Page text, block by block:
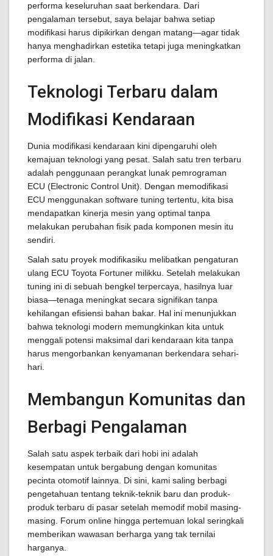
performa keseluruhan saat berkendara. Dari
pengalaman tersebut, saya belajar bahwa setiap
modifikasi harus dipikirkan dengan matang—agar tidak
hanya menghadirkan estetika tetapi juga meningkatkan
performa di jalan.
Teknologi Terbaru dalam
Modifikasi Kendaraan
Dunia modifikasi kendaraan kini dipengaruhi oleh
kemajuan teknologi yang pesat. Salah satu tren terbaru
adalah penggunaan perangkat lunak pemrograman
ECU (Electronic Control Unit). Dengan memodifikasi
ECU menggunakan software tuning tertentu, kita bisa
mendapatkan kinerja mesin yang optimal tanpa
melakukan perubahan fisik pada komponen mesin itu
sendiri.
Salah satu proyek modifikasiku melibatkan pengaturan
ulang ECU Toyota Fortuner milikku. Setelah melakukan
tuning ini di sebuah bengkel terpercaya, hasilnya luar
biasa—tenaga meningkat secara signifikan tanpa
kehilangan efisiensi bahan bakar. Hal ini menunjukkan
bahwa teknologi modern memungkinkan kita untuk
menggali potensi maksimal dari kendaraan kita tanpa
harus mengorbankan kenyamanan berkendara sehari-
hari.
Membangun Komunitas dan
Berbagi Pengalaman
Salah satu aspek terbaik dari hobi ini adalah
kesempatan untuk bergabung dengan komunitas
pecinta otomotif lainnya. Di sini, kami saling berbagi
pengetahuan tentang teknik-teknik baru dan produk-
produk terbaru di pasar setelah memodif mobil masing-
masing. Forum online hingga pertemuan lokal seringkali
memberikan wawasan berharga yang tak ternilai
harganya.